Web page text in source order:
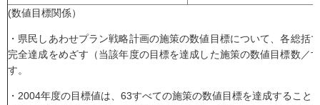
(数値目標関係）
・県民しあわせプラン戦略計画の施策の数値目標について、各総括
完全達成をめざす（当該年度の目標を達成した施策の数値目標数／
す。
・2004年度の目標値は、63すべての施策の数値目標を達成すること